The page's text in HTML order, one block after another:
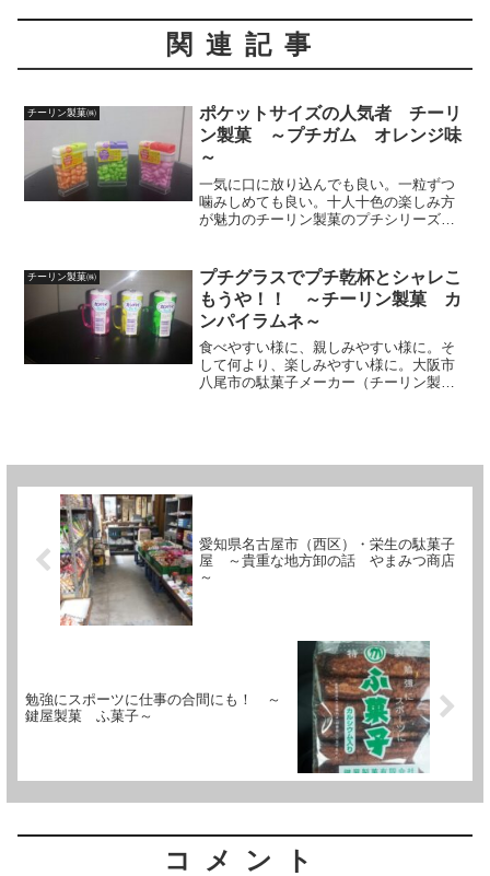
関連記事
チーリン製菓㈱
ポケットサイズの人気者 チーリ
ン製菓 ～プチガム オレンジ味
～
一気に口に放り込んでも良い。一粒ずつ
噛みしめても良い。十人十色の楽しみ方
が魅力のチーリン製菓のプチシリーズ。
ズ（30円）から。筆者も大好き！「今月
は～これっ！」ていう事...
チーリン製菓㈱
プチグラスでプチ乾杯とシャレこ
もうや！！ ～チーリン製菓 カ
ンパイラムネ～
食べやすい様に、親しみやすい様に。そ
して何より、楽しみやすい様に。大阪市
八尾市の駄菓子メーカー（チーリン製
愛知県名古屋市（西区）・栄生の駄菓子
屋 ～貴重な地方卸の話 やまみつ商店
～
勉強にスポーツに仕事の合間にも！ ～
鍵屋製菓 ふ菓子～
コメント